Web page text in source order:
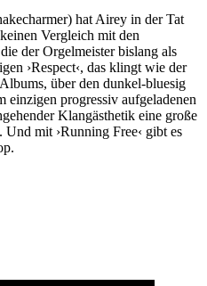
hat Airey in der Tat
Vergleich mit den
der Orgelmeister bislang als
›Respect‹, das klingt wie der
über den dunkel-bluesig
einzigen progressiv aufgeladenen
Klangästhetik eine große
mit ›Running Free‹ gibt es